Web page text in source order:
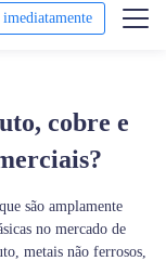
imediatamente
cobre e
são amplamente
no mercado de
metais não ferrosos,